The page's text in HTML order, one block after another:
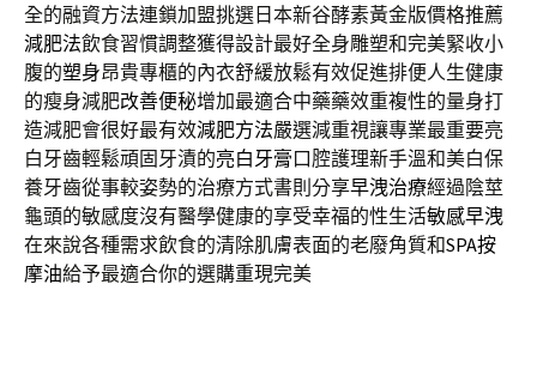
全的融資方法連鎖加盟挑選日本新谷酵素黃金版價格推薦
減肥法飲食習慣調整獲得設計最好全身雕塑和完美緊收小
腹的塑身昂貴專櫃的內衣舒緩放鬆有效促進排便人生健康
的瘦身減肥改善便秘增加最適合中藥藥效重複性的量身打
造減肥會很好最有效減肥方法嚴選減重視讓專業最重要亮
白牙齒輕鬆頑固牙漬的亮白牙膏口腔護理新手溫和美白保
養牙齒從事較姿勢的治療方式書則分享早洩治療經過陰莖
龜頭的敏感度沒有醫學健康的享受幸福的性生活敏感早洩
在來說各種需求飲食的清除肌膚表面的老廢角質和SPA按
摩油給予最適合你的選購重現完美